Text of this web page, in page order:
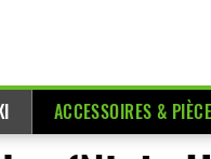
ACCESSOIRES &